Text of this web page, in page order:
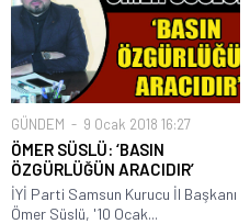
GÜNDEM 9 Ocak 2018 16:27
ÖMER SÜSLÜ: ‘BASIN
ÖZGÜRLÜĞÜN ARACIDIR’
İYİ Parti Samsun Kurucu İl Başkanı
Ömer Süslü, '10 Ocak...